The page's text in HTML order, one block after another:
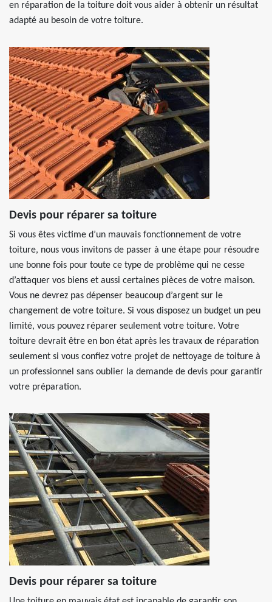
en réparation de la toiture doit vous aider à obtenir un résultat
adapté au besoin de votre toiture.
Devis pour réparer sa toiture
Si vous êtes victime d’un mauvais fonctionnement de votre
toiture, nous vous invitons de passer à une étape pour résoudre
une bonne fois pour toute ce type de problème qui ne cesse
d’attaquer vos biens et aussi certaines pièces de votre maison.
Vous ne devrez pas dépenser beaucoup d’argent sur le
changement de votre toiture. Si vous disposez un budget un peu
limité, vous pouvez réparer seulement votre toiture. Votre
toiture devrait être en bon état après les travaux de réparation
seulement si vous confiez votre projet de nettoyage de toiture à
un professionnel sans oublier la demande de devis pour garantir
votre préparation.
Devis pour réparer sa toiture